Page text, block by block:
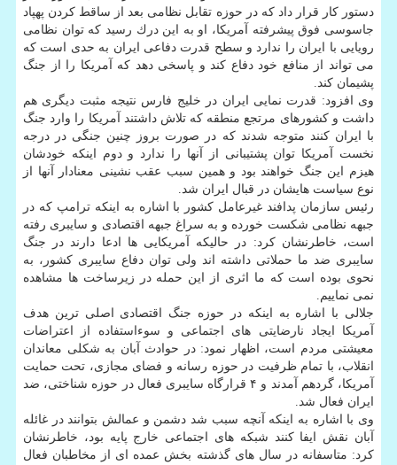
دستور كار قرار داد كه در حوزه تقابل نظامی بعد از ساقط كردن پهپاد
جاسوسی فوق پیشرفته آمریكا، او به این درك رسید كه توان نظامی
رویایی با ایران را ندارد و سطح قدرت دفاعی ایران به حدی است كه
می تواند از منافع خود دفاع كند و پاسخی دهد كه آمریكا را از جنگ
پشیمان كند.
وی افزود: قدرت نمایی ایران در خلیج فارس نتیجه مثبت دیگری هم
داشت و كشورهای مرتجع منطقه كه تلاش داشتند آمریكا را وارد جنگ
با ایران كنند متوجه شدند كه در صورت بروز چنین جنگی در درجه
نخست آمریكا توان پشتیبانی از آنها را ندارد و دوم اینكه خودشان
هیزم این جنگ خواهند بود و همین سبب عقب نشینی معنادار آنها از
نوع سیاست هایشان در قبال ایران شد.
رئیس سازمان پدافند غیرعامل كشور با اشاره به اینكه ترامپ كه در
جبهه نظامی شكست خورده و به سراغ جبهه اقتصادی و سایبری رفته
است، خاطرنشان كرد: در حالیكه آمریكایی ها ادعا دارند در جنگ
سایبری ضد ما حملاتی داشته اند ولی توان دفاع سایبری كشور، به
نحوی بوده است كه ما اثری از این حمله در زیرساخت ها مشاهده
نمی نماییم.
جلالی با اشاره به اینكه در حوزه جنگ اقتصادی اصلی ترین هدف
آمریكا ایجاد نارضایتی های اجتماعی و سوءاستفاده از اعتراضات
معیشتی مردم است، اظهار نمود: در حوادث آبان به شكلی معاندان
انقلاب، با تمام ظرفیت در حوزه رسانه و فضای مجازی، تحت حمایت
آمریكا، گردهم آمدند و ۴ قرارگاه سایبری فعال در حوزه شناختی، ضد
ایران فعال شد.
وی با اشاره به اینكه آنچه سبب شد دشمن و عمالش بتوانند در غائله
آبان نقش ایفا كنند شبكه های اجتماعی خارج پایه بود، خاطرنشان
كرد: متاسفانه در سال های گذشته بخش عمده ای از مخاطبان فعال